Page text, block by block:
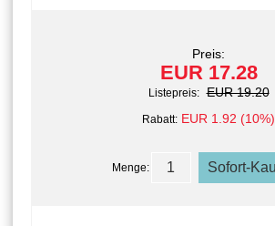
Preis:
EUR 17.28
Listepreis: EUR 19.20
Rabatt: EUR 1.92 (10%)
Menge: